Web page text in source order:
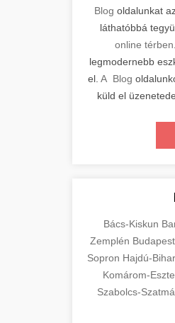
Blog oldalunkat
láthatóbbá
online térben
legmodernebb
el. A Blog
küld el
Bács-Kiskun
Zemplén Budapest
Sopron Hajdú-Bihar
Komárom-
Szabolcs-